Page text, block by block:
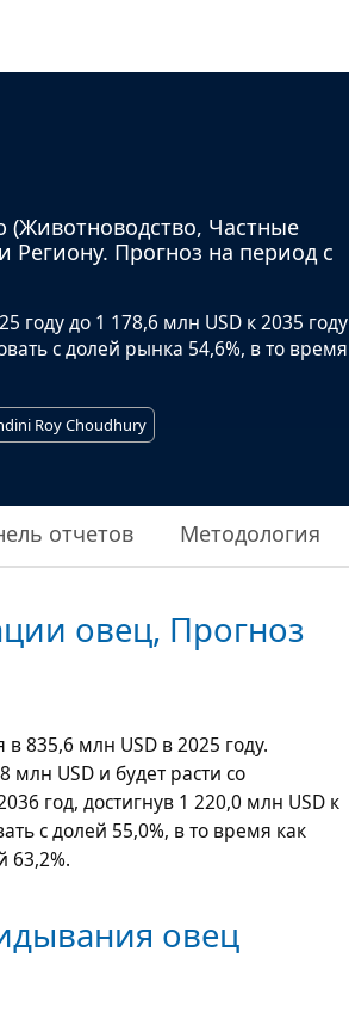
Частные
Прогноз на период с
году до 1 178,6 млн USD к 2035 году
с долей рынка 54,6%, в то время
Roy Choudhury
отчетов Методология
овец, Прогноз
в835,6 млн USD в 2025 году.
млн USD и будет расти со
год, достигнув 1 220,0 млн USD к
с долей 55,0%, в то время как
63,2%.
овец